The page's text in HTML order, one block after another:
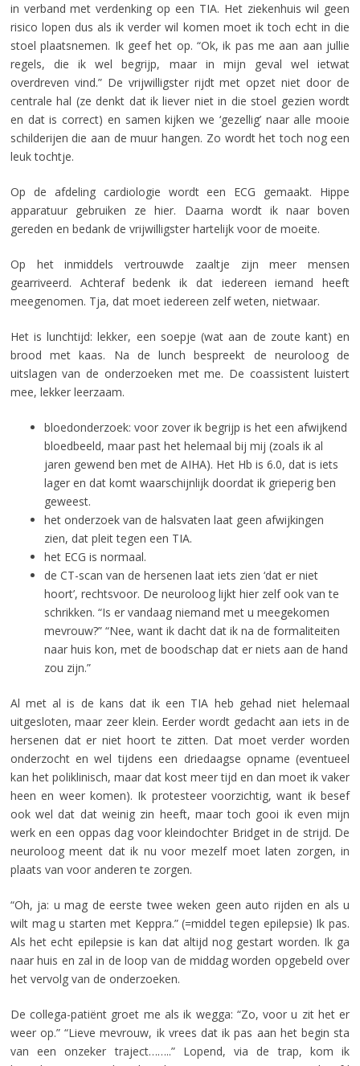
in verband met verdenking op een TIA. Het ziekenhuis wil geen
risico lopen dus als ik verder wil komen moet ik toch echt in die
stoel plaatsnemen. Ik geef het op. “Ok, ik pas me aan aan jullie
regels, die ik wel begrijp, maar in mijn geval wel ietwat
overdreven vind.” De vrijwilligster rijdt met opzet niet door de
centrale hal (ze denkt dat ik liever niet in die stoel gezien wordt
en dat is correct) en samen kijken we ‘gezellig’ naar alle mooie
schilderijen die aan de muur hangen. Zo wordt het toch nog een
leuk tochtje.
Op de afdeling cardiologie wordt een ECG gemaakt. Hippe
apparatuur gebruiken ze hier. Daarna wordt ik naar boven
gereden en bedank de vrijwilligster hartelijk voor de moeite.
Op het inmiddels vertrouwde zaaltje zijn meer mensen
gearriveerd. Achteraf bedenk ik dat iedereen iemand heeft
meegenomen. Tja, dat moet iedereen zelf weten, nietwaar.
Het is lunchtijd: lekker, een soepje (wat aan de zoute kant) en
brood met kaas. Na de lunch bespreekt de neuroloog de
uitslagen van de onderzoeken met me. De coassistent luistert
mee, lekker leerzaam.
bloedonderzoek: voor zover ik begrijp is het een afwijkend
bloedbeeld, maar past het helemaal bij mij (zoals ik al
jaren gewend ben met de AIHA). Het Hb is 6.0, dat is iets
lager en dat komt waarschijnlijk doordat ik grieperig ben
geweest.
het onderzoek van de halsvaten laat geen afwijkingen
zien, dat pleit tegen een TIA.
het ECG is normaal.
de CT-scan van de hersenen laat iets zien ‘dat er niet
hoort’, rechtsvoor. De neuroloog lijkt hier zelf ook van te
schrikken. “Is er vandaag niemand met u meegekomen
mevrouw?” “Nee, want ik dacht dat ik na de formaliteiten
naar huis kon, met de boodschap dat er niets aan de hand
zou zijn.”
Al met al is de kans dat ik een TIA heb gehad niet helemaal
uitgesloten, maar zeer klein. Eerder wordt gedacht aan iets in de
hersenen dat er niet hoort te zitten. Dat moet verder worden
onderzocht en wel tijdens een driedaagse opname (eventueel
kan het poliklinisch, maar dat kost meer tijd en dan moet ik vaker
heen en weer komen). Ik protesteer voorzichtig, want ik besef
ook wel dat dat weinig zin heeft, maar toch gooi ik even mijn
werk en een oppas dag voor kleindochter Bridget in de strijd. De
neuroloog meent dat ik nu voor mezelf moet laten zorgen, in
plaats van voor anderen te zorgen.
“Oh, ja: u mag de eerste twee weken geen auto rijden en als u
wilt mag u starten met Keppra.” (=middel tegen epilepsie) Ik pas.
Als het echt epilepsie is kan dat altijd nog gestart worden. Ik ga
naar huis en zal in de loop van de middag worden opgebeld over
het vervolg van de onderzoeken.
De collega-patiënt groet me als ik wegga: “Zo, voor u zit het er
weer op.” “Lieve mevrouw, ik vrees dat ik pas aan het begin sta
van een onzeker traject……..” Lopend, via de trap, kom ik